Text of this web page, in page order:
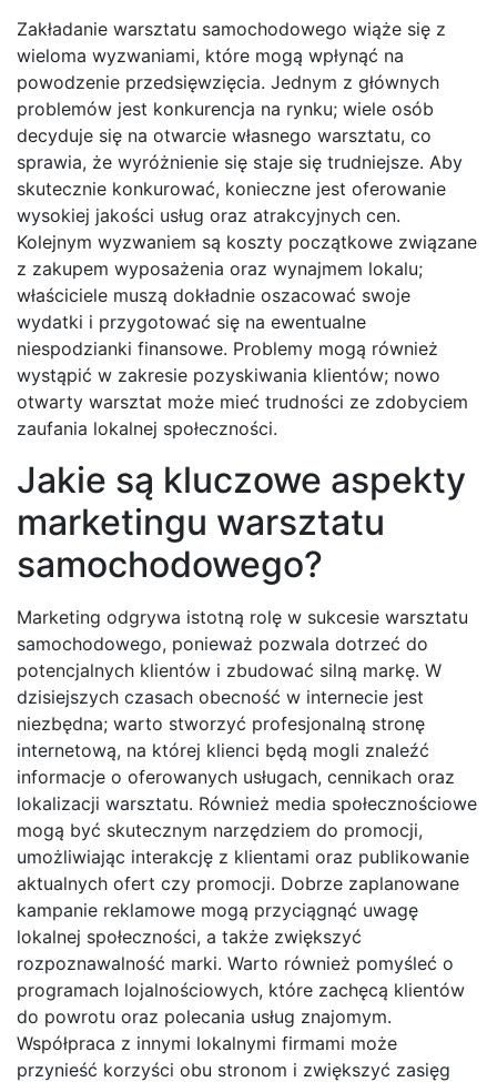
Zakładanie warsztatu samochodowego wiąże się z
wieloma wyzwaniami, które mogą wpłynąć na
powodzenie przedsięwzięcia. Jednym z głównych
problemów jest konkurencja na rynku; wiele osób
decyduje się na otwarcie własnego warsztatu, co
sprawia, że wyróżnienie się staje się trudniejsze. Aby
skutecznie konkurować, konieczne jest oferowanie
wysokiej jakości usług oraz atrakcyjnych cen.
Kolejnym wyzwaniem są koszty początkowe związane
z zakupem wyposażenia oraz wynajmem lokalu;
właściciele muszą dokładnie oszacować swoje
wydatki i przygotować się na ewentualne
niespodzianki finansowe. Problemy mogą również
wystąpić w zakresie pozyskiwania klientów; nowo
otwarty warsztat może mieć trudności ze zdobyciem
zaufania lokalnej społeczności.
Jakie są kluczowe aspekty
marketingu warsztatu
samochodowego?
Marketing odgrywa istotną rolę w sukcesie warsztatu
samochodowego, ponieważ pozwala dotrzeć do
potencjalnych klientów i zbudować silną markę. W
dzisiejszych czasach obecność w internecie jest
niezbędna; warto stworzyć profesjonalną stronę
internetową, na której klienci będą mogli znaleźć
informacje o oferowanych usługach, cennikach oraz
lokalizacji warsztatu. Również media społecznościowe
mogą być skutecznym narzędziem do promocji,
umożliwiając interakcję z klientami oraz publikowanie
aktualnych ofert czy promocji. Dobrze zaplanowane
kampanie reklamowe mogą przyciągnąć uwagę
lokalnej społeczności, a także zwiększyć
rozpoznawalność marki. Warto również pomyśleć o
programach lojalnościowych, które zachęcą klientów
do powrotu oraz polecania usług znajomym.
Współpraca z innymi lokalnymi firmami może
przynieść korzyści obu stronom i zwiększyć zasięg